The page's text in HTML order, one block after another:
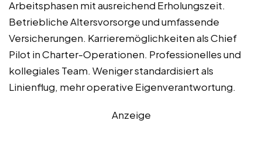
Arbeitsphasen mit ausreichend Erholungszeit.
Betriebliche Altersvorsorge und umfassende
Versicherungen. Karrieremöglichkeiten als Chief
Pilot in Charter-Operationen. Professionelles und
kollegiales Team. Weniger standardisiert als
Linienflug, mehr operative Eigenverantwortung.
Anzeige